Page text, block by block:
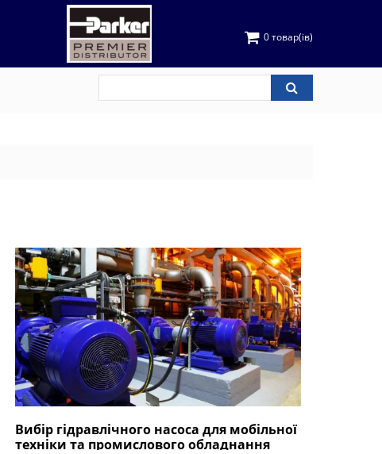
0 товар(ів)
Вибір гідравлічного насоса для мобільної
техніки та промислового обладнання